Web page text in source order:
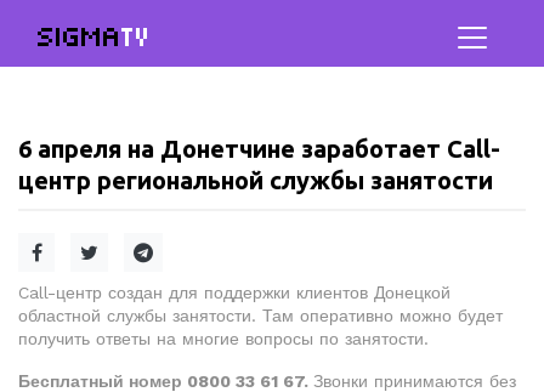
SIGMATV
6 апреля на Донетчине заработает Call-
центр региональной службы занятости
Call-центр создан для поддержки клиентов Донецкой
областной службы занятости. Там оперативно можно будет
получить ответы на многие вопросы по занятости.
Бесплатный номер 0800 33 61 67. Звонки принимаются без